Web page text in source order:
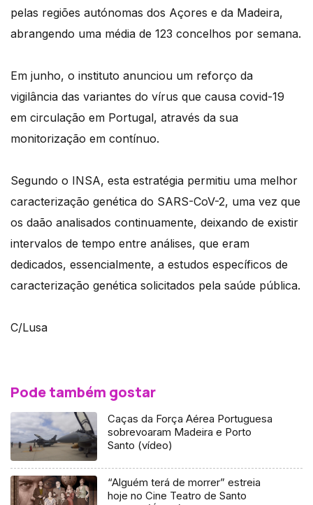
pelas regiões autónomas dos Açores e da Madeira,
abrangendo uma média de 123 concelhos por semana.
Em junho, o instituto anunciou um reforço da
vigilância das variantes do vírus que causa covid-19
em circulação em Portugal, através da sua
monitorização em contínuo.
Segundo o INSA, esta estratégia permitiu uma melhor
caracterização genética do SARS-CoV-2, uma vez que
os daão analisados continuamente, deixando de existir
intervalos de tempo entre análises, que eram
dedicados, essencialmente, a estudos específicos de
caracterização genética solicitados pela saúde pública.
C/Lusa
Pode também gostar
Caças da Força Aérea Portuguesa
sobrevoaram Madeira e Porto
Santo (vídeo)
“Alguém terá de morrer” estreia
hoje no Cine Teatro de Santo